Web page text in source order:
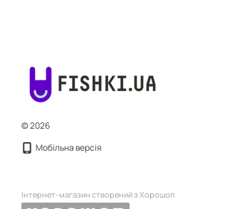
© 2026
Мобільна версія
Інтернет-магазин створений з Хорошоп